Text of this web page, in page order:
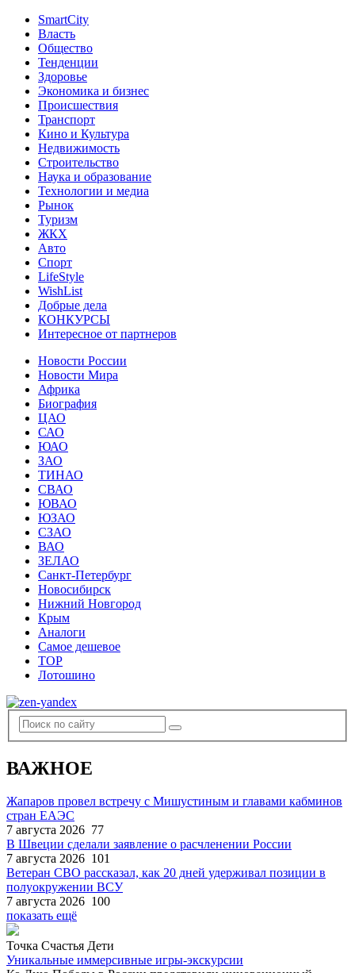
SmartCity
Власть
Общество
Тенденции
Здоровье
Экономика и бизнес
Происшествия
Транспорт
Кино и Культура
Недвижимость
Строительство
Наука и образование
Технологии и медиа
Рынок
Туризм
ЖКХ
Авто
Спорт
LifeStyle
WishList
Добрые дела
КОНКУРСЫ
Интересное от партнеров
Новости России
Новости Мира
Африка
Биография
ЦАО
САО
ЮАО
ЗАО
ТИНАО
СВАО
ЮВАО
ЮЗАО
СЗАО
ВАО
ЗЕЛАО
Санкт-Петербург
Новосибирск
Нижний Новгород
Крым
Аналоги
Самое дешевое
TOP
Лотошино
ВАЖНОЕ
Жапаров провел встречу с Мишустиным и главами кабминов
стран ЕАЭС
7 августа 2026 77
В Швеции сделали заявление о расчленении России
7 августа 2026 101
Ветеран СВО рассказал, как 20 дней удерживал позиции в
полуокружении ВСУ
7 августа 2026 100
показать ещё
Точка Счастья Дети
Уникальные иммерсивные игры-экскурсии